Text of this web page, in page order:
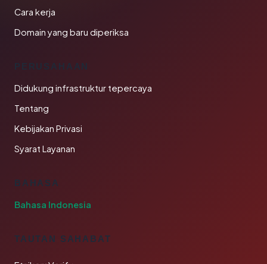
Cara kerja
Domain yang baru diperiksa
PERUSAHAAN
Didukung infrastruktur tepercaya
Tentang
Kebijakan Privasi
Syarat Layanan
BAHASA
Bahasa Indonesia
TAUTAN SAHABAT